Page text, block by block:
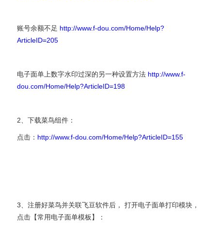
账号余额不足 http://www.f-dou.com/Home/Help?
ArticleID=205
电子面单上数字水印过深的另一种设置方法 http://www.f-
dou.com/Home/Help?ArticleID=198
2、下载菜鸟组件：
点击： http://www.f-dou.com/Home/Help?ArticleID=155
3、注册好菜鸟并关联飞豆软件后， 打开电子面单打印模块，
点击【常用电子面单模板】：